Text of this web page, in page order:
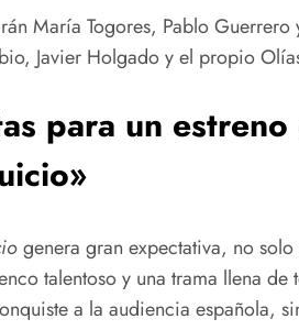
María Togores, Pablo
Javier Holgado y el propio
para un
genera gran expectativa, no
talentoso y una trama llena
a la audiencia española,